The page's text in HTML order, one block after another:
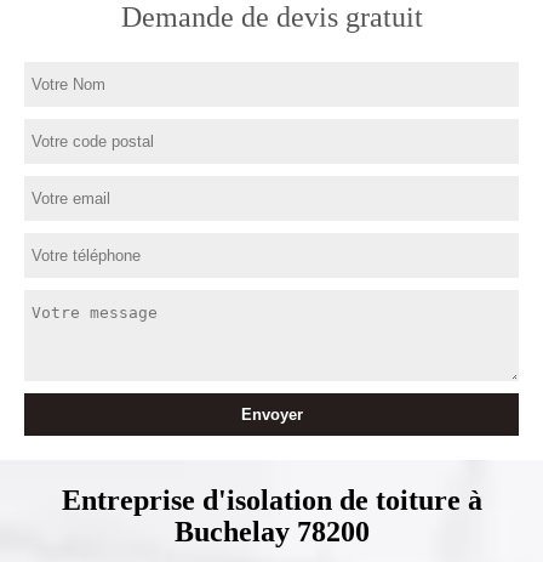
Demande de devis gratuit
Entreprise d'isolation de toiture à
Buchelay 78200